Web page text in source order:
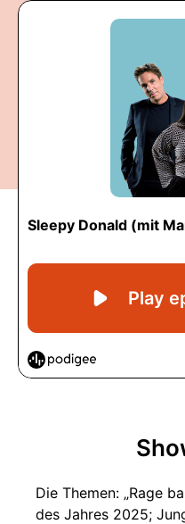
Die Themen: „Rage
des Jahres 2025;